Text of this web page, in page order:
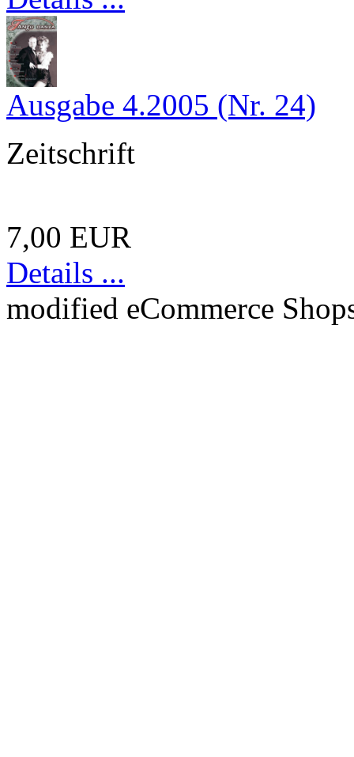
Ausgabe 4.2005 (Nr. 24)
Zeitschrift
7,00 EUR
Details ...
modified eCommerce